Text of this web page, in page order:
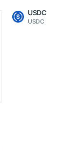
USDC
USDC